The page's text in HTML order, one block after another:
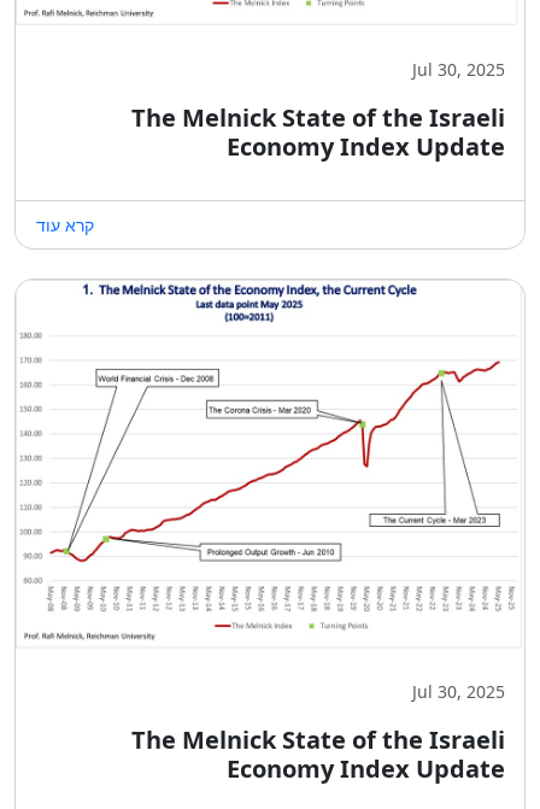
Jul 30, 2025
The Melnick State of the Israeli
Economy Index Update
קרא עוד
Jul 30, 2025
The Melnick State of the Israeli
Economy Index Update